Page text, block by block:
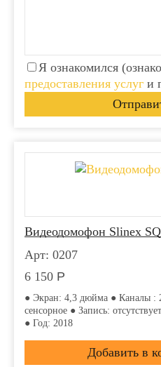
Я ознакомился
предоставления услуг и
Видеодомофон Slinex
Арт: 0207
6 150 Р
● Экран: 4,3 дюйма ● Каналы :
сенсорное ● Запись:
● Год: 2018